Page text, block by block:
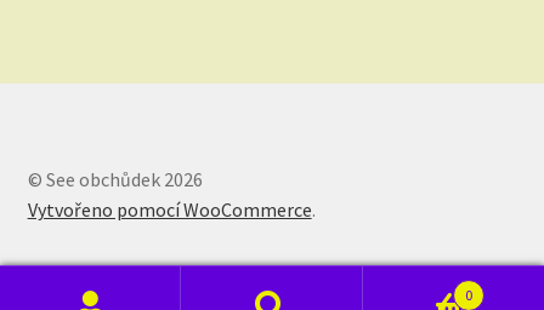
© See obchůdek 2026
Vytvořeno pomocí WooCommerce.
0